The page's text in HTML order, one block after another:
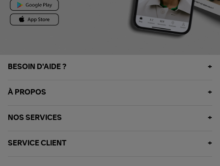
BESOIN D'AIDE ?
À PROPOS
NOS SERVICES
SERVICE CLIENT